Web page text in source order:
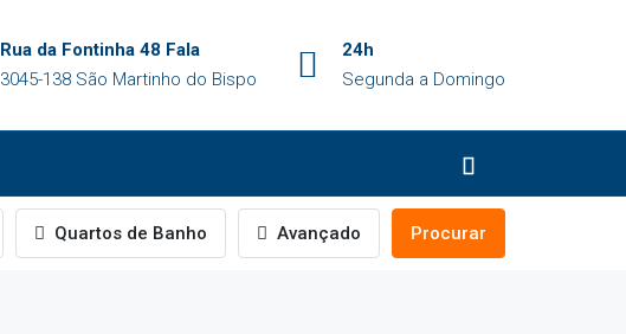
Rua da Fontinha 48 Fala
3045-138 São Martinho do Bispo
24h
Segunda a Domingo
Quartos de Banho Avançado Procurar